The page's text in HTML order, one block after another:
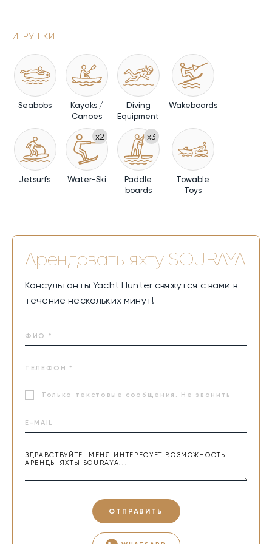
ИГРУШКИ
Seabobs
Kayaks /
Canoes
Diving
Equipment
Wakeboards
Jetsurfs
x2
Water-Ski
x3
Paddle
boards
Towable
Toys
Арендовать яхту SOURAYA
Консультанты Yacht Hunter свяжутся с вами в
течение нескольких минут!
Только текстовые сообщения. Не звонить
ОТПРАВИТЬ